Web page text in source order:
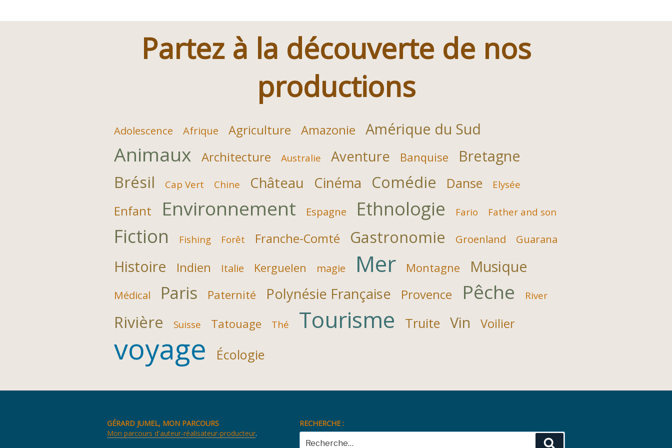
l’article
Partez à la découverte de nos
productions
Adolescence Afrique Agriculture Amazonie Amérique du Sud
Animaux Architecture Australie Aventure Banquise Bretagne
Brésil Cap Vert Chine Château Cinéma Comédie Danse Elysée
Enfant Environnement Espagne Ethnologie Fario Father and son
Fiction Fishing Forêt Franche-Comté Gastronomie Groenland Guarana
Histoire Indien Italie Kerguelen magie Mer Montagne Musique
Médical Paris Paternité Polynésie Française Provence Pêche River
Rivière Suisse Tatouage Thé Tourisme Truite Vin Voilier
voyage Écologie
GÉRARD JUMEL, MON PARCOURS
Mon parcours d'auteur-réalisateur-producteur.
RECHERCHE :